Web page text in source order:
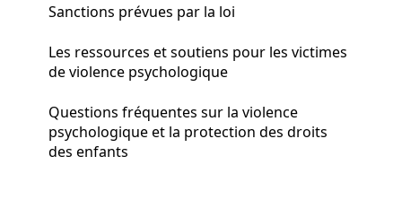
Sanctions prévues par la loi
Les ressources et soutiens pour les victimes
de violence psychologique
Questions fréquentes sur la violence
psychologique et la protection des droits
des enfants